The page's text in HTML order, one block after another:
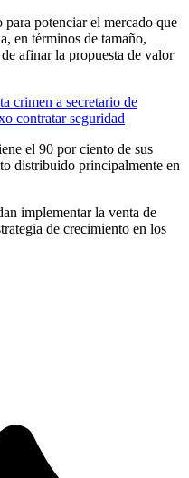
potenciar el mercado que
en términos de tamaño,
afinar la propuesta de valor
crimen a secretario de
contratar seguridad
el 90 por ciento de sus
distribuido principalmente en
implementar la venta de
de crecimiento en los